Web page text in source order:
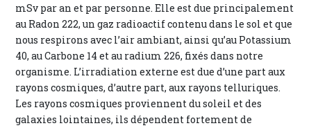
mSv par an et par personne. Elle est due principalement
au Radon 222, un gaz radioactif contenu dans le sol et que
nous respirons avec l’air ambiant, ainsi qu’au Potassium
40, au Carbone 14 et au radium 226, fixés dans notre
organisme. L’irradiation externe est due d’une part aux
rayons cosmiques, d’autre part, aux rayons telluriques.
Les rayons cosmiques proviennent du soleil et des
galaxies lointaines, ils dépendent fortement de